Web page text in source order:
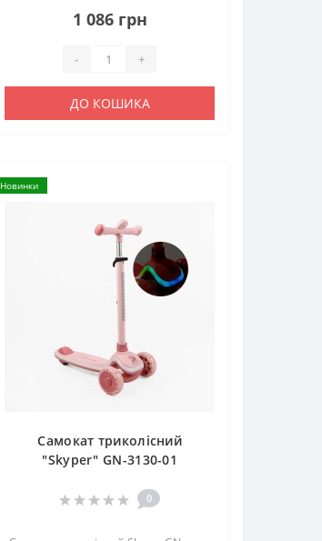
деки та світлодіодне підсвічування
1 086 грн
- +
ДО КОШИКА
Новинки
Самокат триколісний
"Skyper" GN-3130-01
0